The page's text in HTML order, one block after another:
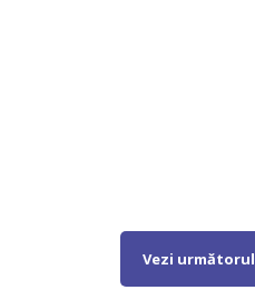
Vezi următorul